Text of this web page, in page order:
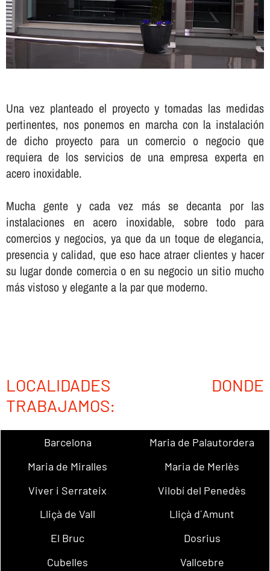
Una vez planteado el proyecto y tomadas las medidas
pertinentes, nos ponemos en marcha con la instalación
de dicho proyecto para un comercio o negocio que
requiera de los servicios de una empresa experta en
acero inoxidable.
Mucha gente y cada vez más se decanta por las
instalaciones en acero inoxidable, sobre todo para
comercios y negocios, ya que da un toque de elegancia,
presencia y calidad, que eso hace atraer clientes y hacer
su lugar donde comercia o en su negocio un sitio mucho
más vistoso y elegante a la par que moderno.
LOCALIDADES DONDE
TRABAJAMOS:
Barcelona
Maria de Palautordera
Maria de Miralles
Maria de Merlès
Viver i Serrateix
Vilobí del Penedès
Lliçà de Vall
Lliçà d´Amunt
El Bruc
Dosrius
Cubelles
Vallcebre